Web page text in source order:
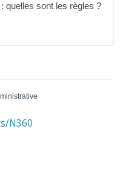
quelles sont les règles ?
N360